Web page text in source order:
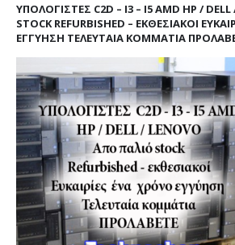
ΥΠΟΛΟΓΙΣΤΕΣ C2D – I3 – I5 AMD HP /
STOCK REFURBISHED – ΕΚΘΕΣΙΑΚΟΊ
ΕΓΓΎΗΣΗ ΤΕΛΕΥΤΑΊΑ ΚΟΜΜΆΤΙΑ